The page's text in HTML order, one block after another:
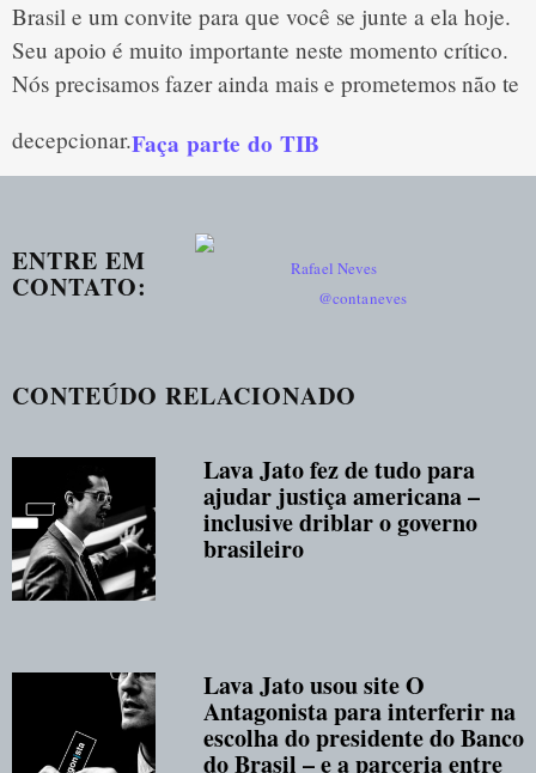
Brasil e um convite para que você se junte a ela hoje.
Seu apoio é muito importante neste momento crítico.
Nós precisamos fazer ainda mais e prometemos não te
decepcionar.Faça parte do TIB
ENTRE EM
CONTATO:
Rafael Neves
@contaneves
CONTEÚDO RELACIONADO
Lava Jato fez de tudo para
ajudar justiça americana –
inclusive driblar o governo
brasileiro
Lava Jato usou site O
Antagonista para interferir na
escolha do presidente do Banco
do Brasil – e a parceria entre